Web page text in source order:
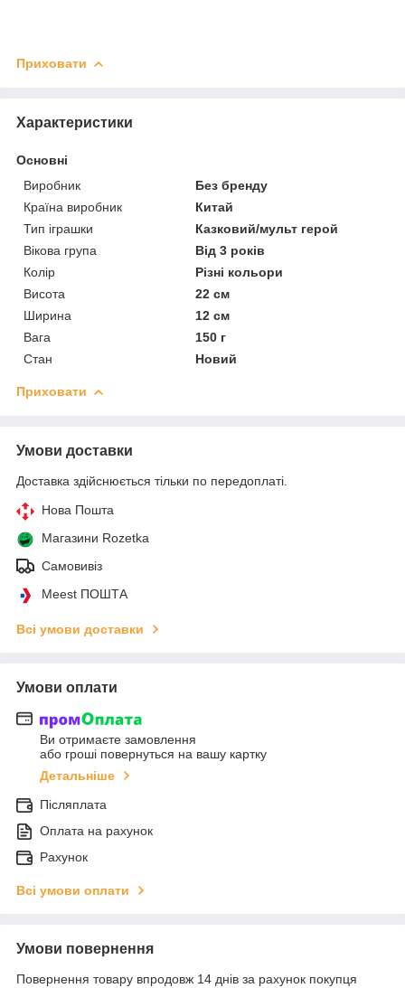
Приховати
Характеристики
Основні
Виробник
Без бренду
Країна виробник
Китай
Тип іграшки
Казковий/мульт герой
Вікова група
Від 3 років
Колір
Різні кольори
Висота
22 см
Ширина
12 см
Вага
150 г
Стан
Новий
Приховати
Умови доставки
Доставка здійснюється тільки по передоплаті.
Нова Пошта
Магазини Rozetka
Самовивіз
Meest ПОШТА
Всі умови доставки
Умови оплати
Ви отримаєте замовлення
або гроші повернуться на вашу картку
Детальніше
Післяплата
Оплата на рахунок
Рахунок
Всі умови оплати
Умови повернення
Повернення товару впродовж 14 днів за рахунок покупця